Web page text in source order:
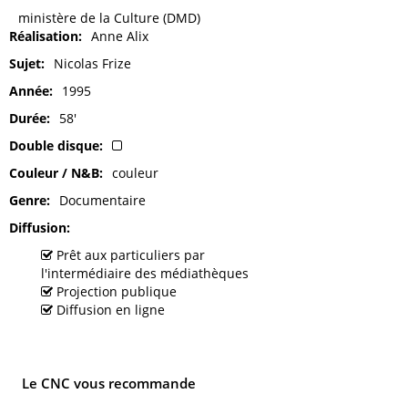
ministère de la Culture (DMD)
Réalisation
Anne Alix
Sujet
Nicolas Frize
Année
1995
Durée
58'
Double disque
Couleur / N&B
couleur
Genre
Documentaire
Diffusion
Prêt aux particuliers par
l'intermédiaire des médiathèques
Projection publique
Diffusion en ligne
Le CNC vous recommande